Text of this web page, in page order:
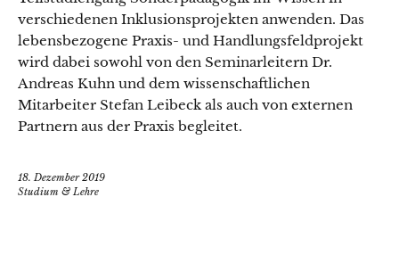
verschiedenen Inklusionsprojekten anwenden. Das
lebensbezogene Praxis- und Handlungsfeldprojekt
wird dabei sowohl von den Seminarleitern Dr.
Andreas Kuhn und dem wissenschaftlichen
Mitarbeiter Stefan Leibeck als auch von externen
Partnern aus der Praxis begleitet.
18. Dezember 2019
Studium & Lehre